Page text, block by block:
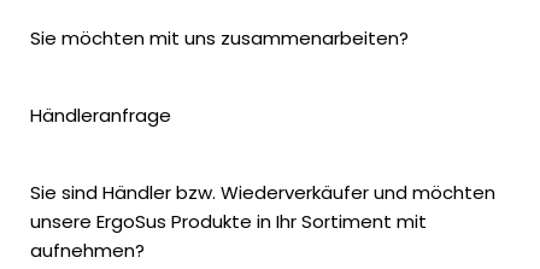
Sie möchten mit uns zusammenarbeiten?
Händleranfrage
Sie sind Händler bzw. Wiederverkäufer und möchten
unsere ErgoSus Produkte in Ihr Sortiment mit
aufnehmen?